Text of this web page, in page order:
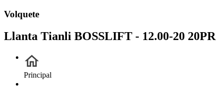
Volquete
Llanta Tianli BOSSLIFT - 12.00-20 20PR
Principal